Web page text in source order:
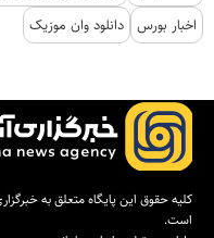
اخبار بورس دانلود وان موزیک
کلیه حقوق این پایگاه متعلق به
است.